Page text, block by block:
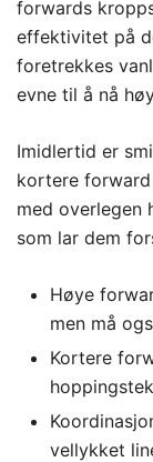
forwards
effektivitet på
foretrekkes
evne til å nå
Imidlertid er
kortere
med overlegen
som lar dem
Høye
men må
Kortere
vellykket